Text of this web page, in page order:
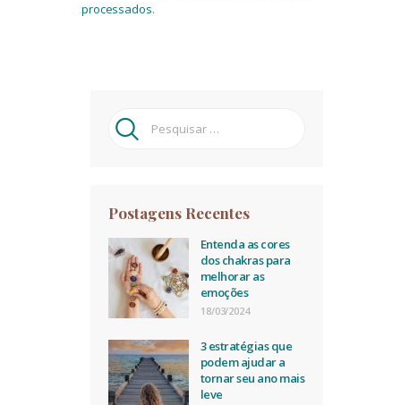
processados.
Pesquisar
por:
Postagens Recentes
Entenda as cores
dos chakras para
melhorar as
emoções
18/03/2024
3 estratégias que
podem ajudar a
tornar seu ano mais
leve